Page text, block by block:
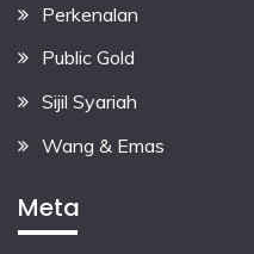
Perkenalan
Public Gold
Sijil Syariah
Wang & Emas
Meta